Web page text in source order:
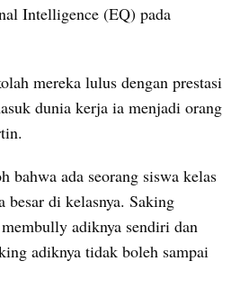
Intelligence (EQ) pada
mereka lulus dengan prestasi
dunia kerja ia menjadi orang
bahwa ada seorang siswa kelas
besar di kelasnya. Saking
adiknya sendiri dan
adiknya tidak boleh sampai